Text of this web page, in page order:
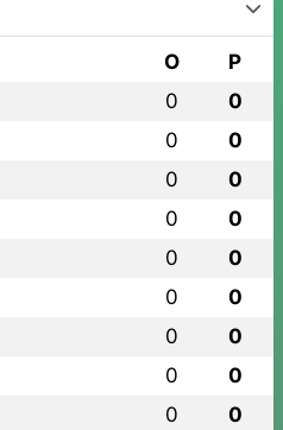
O P
0 0
0 0
0 0
0 0
0 0
0 0
0 0
0 0
0 0